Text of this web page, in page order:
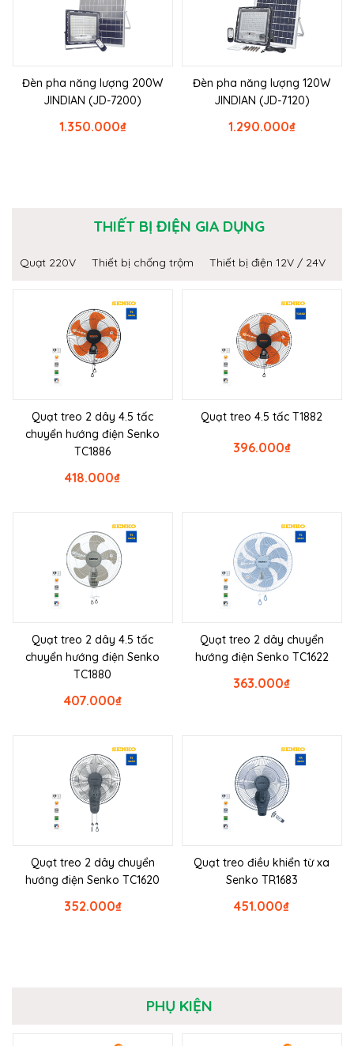
Đèn pha năng lượng 200W
JINDIAN (JD-7200)
₫
1.350.000
Đèn pha năng lượng 120W
JINDIAN (JD-7120)
₫
1.290.000
THIẾT BỊ ĐIỆN GIA DỤNG
Quạt 220V Thiết bị chống trộm Thiết bị điện 12V / 24V
Quạt treo 2 dây 4.5 tấc
chuyển hướng điện Senko
TC1886
₫
418.000
Quạt treo 4.5 tấc T1882
₫
396.000
Quạt treo 2 dây 4.5 tấc
chuyển hướng điện Senko
TC1880
₫
407.000
Quạt treo 2 dây chuyển
hướng điện Senko TC1622
₫
363.000
Quạt treo 2 dây chuyển
hướng điện Senko TC1620
₫
352.000
Quạt treo điều khiển từ xa
Senko TR1683
₫
451.000
PHỤ KIỆN